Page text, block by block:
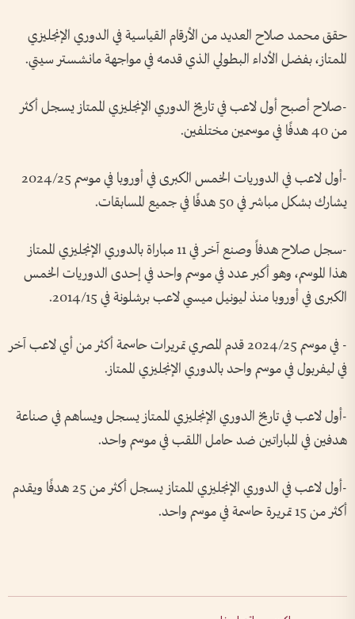
حقق محمد صلاح العديد من الأرقام القياسية في الدوري الإنجليزي
الممتاز، بفضل الأداء البطولي الذي قدمه في مواجهة مانشستر سيتي.
-صلاح أصبح أول لاعب في تاريخ الدوري الإنجليزي الممتاز يسجل أكثر
من 40 هدفًا في موسمين مختلفين.
-أول لاعب في الدوريات الخمس الكبرى في أوروبا في موسم 2024/25
يشارك بشكل مباشر في 50 هدفًا في جميع المسابقات.
-سجل صلاح هدفاً وصنع آخر في 11 مباراة بالدوري الإنجليزي الممتاز
هذا الموسم، وهو أكبر عدد في موسم واحد في إحدى الدوريات الخمس
الكبرى في أوروبا منذ ليونيل ميسي لاعب برشلونة في 2014/15.
- في موسم 2024/25 قدم المصري تمريرات حاسمة أكثر من أي لاعب آخر
في ليفربول في موسم واحد بالدوري الإنجليزي الممتاز.
-أول لاعب في تاريخ الدوري الإنجليزي الممتاز يسجل ويساهم في صناعة
هدفين في المباراتين ضد حامل اللقب في موسم واحد.
-أول لاعب في الدوري الإنجليزي الممتاز يسجل أكثر من 25 هدفًا ويقدم
أكثر من 15 تمريرة حاسمة في موسم واحد.